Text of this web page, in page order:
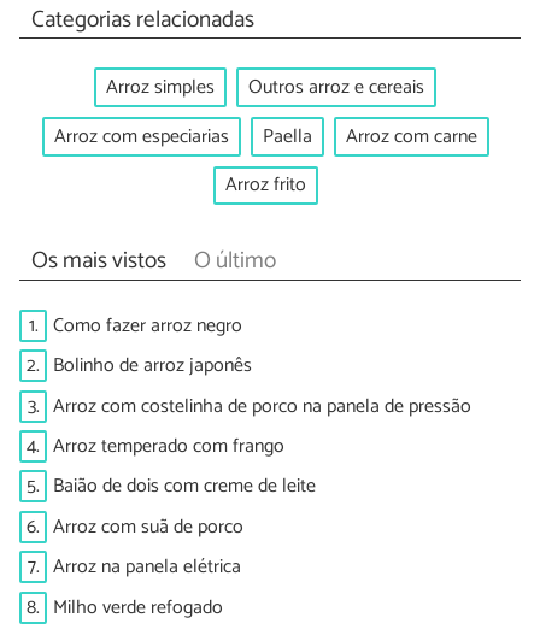
Categorias relacionadas
Arroz simples
Outros arroz e cereais
Arroz com especiarias
Paella
Arroz com carne
Arroz frito
Os mais vistos O último
1. Como fazer arroz negro
2. Bolinho de arroz japonês
3. Arroz com costelinha de porco na panela de pressão
4. Arroz temperado com frango
5. Baião de dois com creme de leite
6. Arroz com suã de porco
7. Arroz na panela elétrica
8. Milho verde refogado